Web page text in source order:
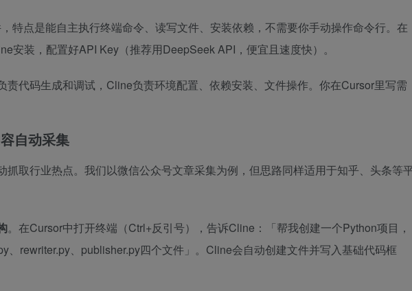
，特点是能自主执行终端命令、读写文件、安装依赖，不需要你手动操作命令行。在
安装，配置好API Key（推荐用DeepSeek API，便宜且速度快）。
责代码生成和调试，Cline负责环境配置、依赖安装、文件操作。你在Cursor里写需
自动采集
抓取行业热点。我们以微信公众号文章采集为例，但思路同样适用于知乎、头条等
。在Cursor中打开终端（Ctrl+反引号），告诉Cline：「帮我创建一个Python项目，
、rewriter.py、publisher.py四个文件」。Cline会自动创建文件并写入基础代码框